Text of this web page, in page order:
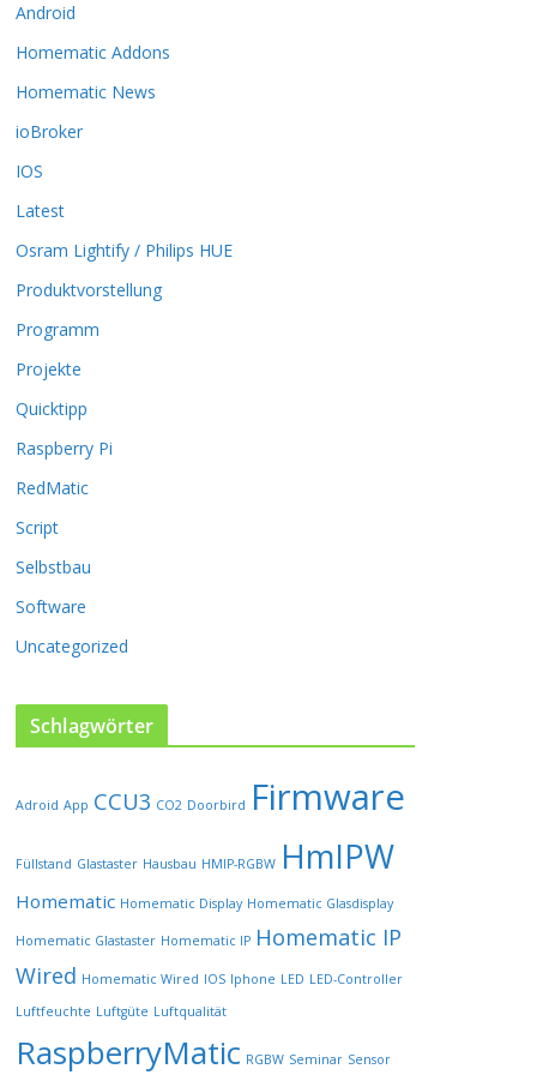
e
p
t
o
n
n
k
n
e
n
u
f
e
r
r
d
u
e
t
e
w
h
l
w
e
Android
Homematic Addons
Homematic News
ioBroker
IOS
Latest
Osram Lightify / Philips HUE
Produktvorstellung
Programm
Projekte
Quicktipp
Raspberry Pi
RedMatic
Script
Selbstbau
Software
Uncategorized
Schlagwörter
Adroid App CCU3 CO2 Doorbird Firmware
Füllstand Glastaster Hausbau HMIP-RGBW HmIPW
Homematic Homematic Display Homematic Glasdisplay
Homematic Glastaster Homematic IP Homematic IP
Wired Homematic Wired IOS Iphone LED LED-Controller
Luftfeuchte Luftgüte Luftqualität
RaspberryMatic RGBW Seminar Sensor